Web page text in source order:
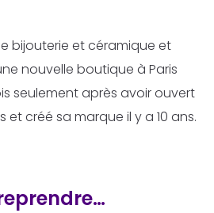
bijouterie et céramique et
nouvelle boutique à Paris
seulement après avoir ouvert
et créé sa marque il y a 10 ans.